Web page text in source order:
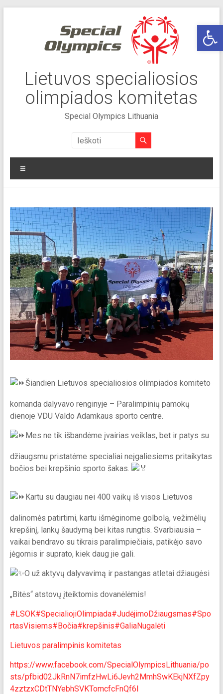
Lietuvos specialiosios
olimpiados komitetas
Special Olympics Lithuania
Šiandien Lietuvos specialiosios olimpiados komiteto
komanda dalyvavo renginyje – Paralimpinių pamokų
dienoje VDU Valdo Adamkaus sporto centre.
Mes ne tik išbandėme įvairias veiklas, bet ir patys su
džiaugsmu pristatėme specialiai neįgaliesiems pritaikytas
bočios bei krepšinio sporto šakas.
Kartu su daugiau nei 400 vaikų iš visos Lietuvos
dalinomės patirtimi, kartu išmėginome golbolą, vežimėlių
krepšinį, lankų šaudymą bei kitas rungtis. Svarbiausia –
vaikai bendravo su tikrais paralimpiečiais, patikėjo savo
jėgomis ir suprato, kiek daug jie gali.
O už aktyvų dalyvavimą ir pastangas atletai džiaugėsi
„Bitės“ atstovų įteiktomis dovanėlėmis!
#LSOK#SpecialiojiOlimpiada#JudėjimoDžiaugsmas#Spo
rtasVisiems#Bočia#krepšinis#GaliaNugalėti
Lietuvos paralimpinis komitetas
https://www.facebook.com/SpecialOlympicsLithuania/po
sts/pfbid02JkRnN7imfzHwLi6Jevh2MmhSwKEkjNXfZpy
4zztzxCDtTNYebhSVKTomcfcFnQf6l